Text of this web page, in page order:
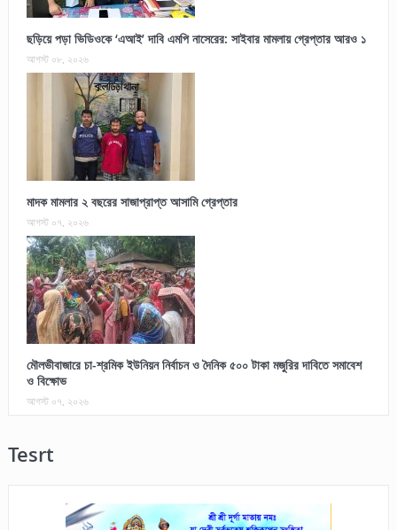
ছড়িয়ে পড়া ভিডিওকে ‘এআই’ দাবি এমপি নাসেরের: সাইবার মামলায় গ্রেপ্তার আরও ১
আগস্ট ০৮, ২০২৬
মাদক মামলার ২ বছরের সাজাপ্রাপ্ত আসামি গ্রেপ্তার
আগস্ট ০৭, ২০২৬
মৌলভীবাজারে চা-শ্রমিক ইউনিয়ন নির্বাচন ও দৈনিক ৫০০ টাকা মজুরির দাবিতে সমাবেশ
ও বিক্ষোভ
আগস্ট ০৭, ২০২৬
Tesrt